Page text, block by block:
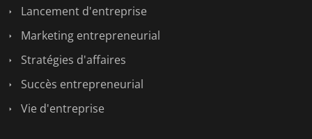
Lancement d'entreprise
Marketing entrepreneurial
Stratégies d'affaires
Succès entrepreneurial
Vie d'entreprise